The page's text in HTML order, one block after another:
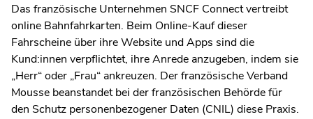
Das französische Unternehmen SNCF Connect vertreibt
online Bahnfahrkarten. Beim Online-Kauf dieser
Fahrscheine über ihre Website und Apps sind die
Kund:innen verpflichtet, ihre Anrede anzugeben, indem sie
„Herr“ oder „Frau“ ankreuzen. Der französische Verband
Mousse beanstandet bei der französischen Behörde für
den Schutz personenbezogener Daten (CNIL) diese Praxis.